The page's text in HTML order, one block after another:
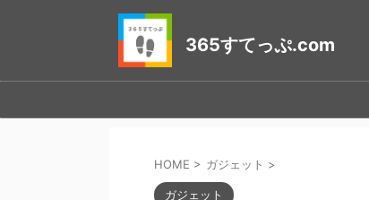
365すてっぷ.com
HOME > ガジェット >
ガジェット